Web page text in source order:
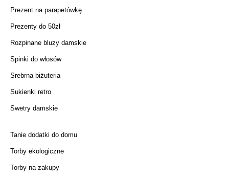
Prezent na parapetówkę
Prezenty do 50zł
Rozpinane bluzy damskie
Spinki do włosów
Srebrna biżuteria
Sukienki retro
Swetry damskie
Tanie dodatki do domu
Torby ekologiczne
Torby na zakupy